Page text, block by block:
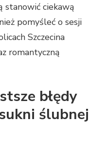
stanowić ciekawą
pomyśleć o sesji
Szczecina
romantyczną
błędy
ślubnej